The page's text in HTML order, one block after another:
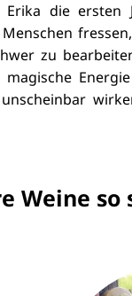
die ersten
zu
Weine so